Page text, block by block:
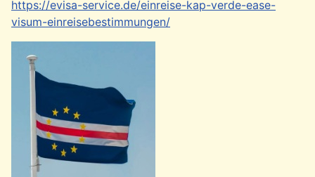
https://evisa-service.de/einreise-kap-verde-ease-
visum-einreisebestimmungen/